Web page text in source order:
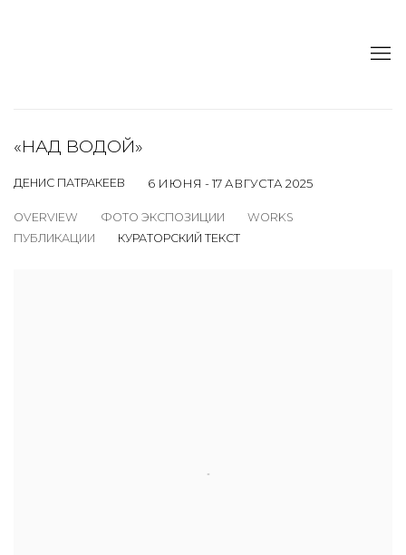
«НАД ВОДОЙ»
ДЕНИС ПАТРАКЕЕВ 6 ИЮНЯ - 17 АВГУСТА 2025
OVERVIEW ФОТО ЭКСПОЗИЦИИ
WORKS
ПУБЛИКАЦИИ
КУРАТОРСКИЙ ТЕКСТ